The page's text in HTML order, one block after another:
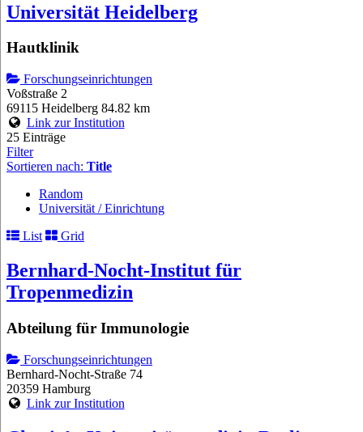
Universität Heidelberg
Hautklinik
Forschungseinrichtungen
Voßstraße 2
69115 Heidelberg 84.82 km
Link zur Institution
25 Einträge
Filter
Sortieren nach: Title
Random
Universität / Einrichtung
List
Grid
Bernhard-Nocht-Institut für
Tropenmedizin
Abteilung für Immunologie
Forschungseinrichtungen
Bernhard-Nocht-Straße 74
20359 Hamburg
Link zur Institution